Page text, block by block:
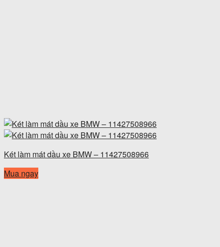
Két làm mát dầu xe BMW – 11427508966
Mua ngay